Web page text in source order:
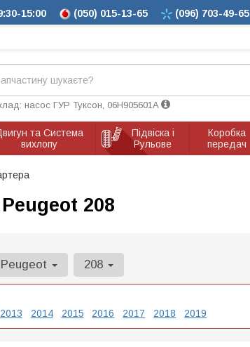
15:00 (050) 015-13-65 (096) 703-49-65
насос ГУР Туксон, 06H905601A
та Система
вихлопу
Підвіска і
Рульове
Коробка
передач
208
2013 2014 2015 2016 2017 2018 2019
Peugeot 208